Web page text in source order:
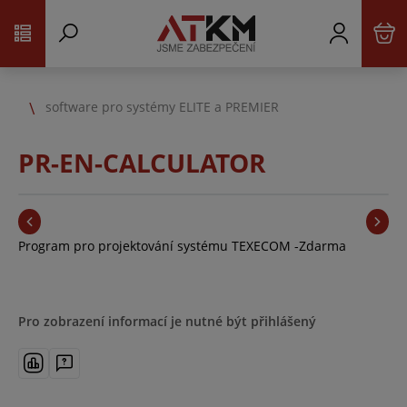
software pro systémy ELITE a PREMIER
PR-EN-CALCULATOR
Program pro projektování systému TEXECOM -Zdarma
Pro zobrazení informací je nutné být přihlášený